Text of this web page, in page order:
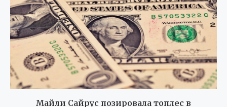
Майли Сайрус позировала топлес в